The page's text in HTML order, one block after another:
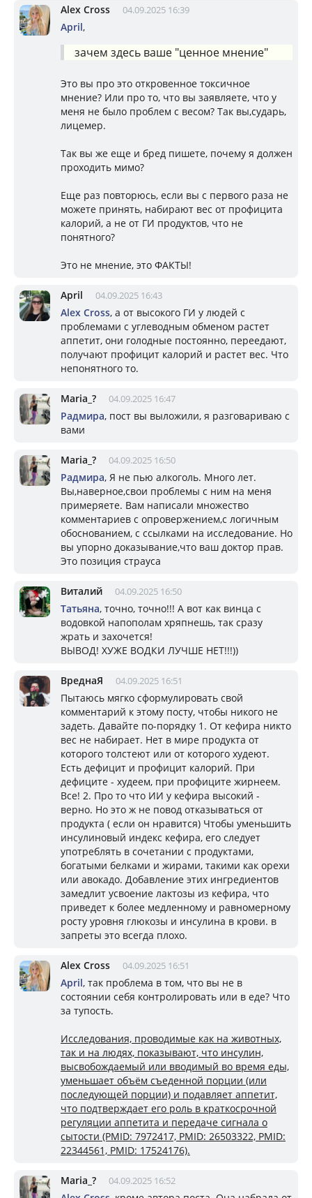
Alex Cross 04.09.2025 16:39
April,
зачем здесь ваше "ценное мнение"
Это вы про это откровенное токсичное
мнение? Или про то, что вы заявляете, что у
меня не было проблем с весом? Так вы,сударь,
лицемер.
Так вы же еще и бред пишете, почему я должен
проходить мимо?
Еще раз повторюсь, если вы с первого раза не
можете принять, набирают вес от профицита
калорий, а не от ГИ продуктов, что не
понятного?
Это не мнение, это ФАКТЫ!
April 04.09.2025 16:43
Alex Cross, а от высокого ГИ у людей с
проблемами с углеводным обменом растет
аппетит, они голодные постоянно, переедают,
получают профицит калорий и растет вес. Что
непонятного то.
Mariа_? 04.09.2025 16:47
Радмира, пост вы выложили, я разговариваю с
вами
Mariа_? 04.09.2025 16:50
Радмира, Я не пью алкоголь. Много лет.
Вы,наверное,свои проблемы с ним на меня
примеряете. Вам написали множество
комментариев с опровержением,с логичным
обоснованием, с ссылками на исследование. Но
вы упорно доказывание,что ваш доктор прав.
Это позиция страуса
Виталий 04.09.2025 16:50
Татьяна, точно, точно!!! А вот как винца с
водовкой напополам хряпнешь, так сразу
жрать и захочется!
ВЫВОД! ХУЖЕ ВОДКИ ЛУЧШЕ НЕТ!!!))
ВреднаЯ 04.09.2025 16:51
Пытаюсь мягко сформулировать свой
комментарий к этому посту, чтобы никого не
задеть. Давайте по-порядку 1. От кефира никто
вес не набирает. Нет в мире продукта от
которого толстеют или от которого худеют.
Есть дефицит и профицит калорий. При
дефиците - худеем, при профиците жирнеем.
Все! 2. Про то что ИИ у кефира высокий -
верно. Но это ж не повод отказываться от
продукта ( если он нравится) Чтобы уменьшить
инсулиновый индекс кефира, его следует
употреблять в сочетании с продуктами,
богатыми белками и жирами, такими как орехи
или авокадо. Добавление этих ингредиентов
замедлит усвоение лактозы из кефира, что
приведет к более медленному и равномерному
росту уровня глюкозы и инсулина в крови. в
запреты это всегда плохо.
Alex Cross 04.09.2025 16:51
April, так проблема в том, что вы не в
состоянии себя контролировать или в еде? Что
за тупость.
Исследования, проводимые как на животных,
так и на людях, показывают, что инсулин,
высвобождаемый или вводимый во время еды,
уменьшает объём съеденной порции (или
последующей порции) и подавляет аппетит,
что подтверждает его роль в краткосрочной
регуляции аппетита и передаче сигнала о
сытости (PMID: 7972417, PMID: 26503322, PMID:
22344561, PMID: 17524176).
Mariа_? 04.09.2025 16:52